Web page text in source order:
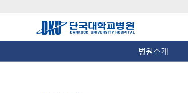
병원소개